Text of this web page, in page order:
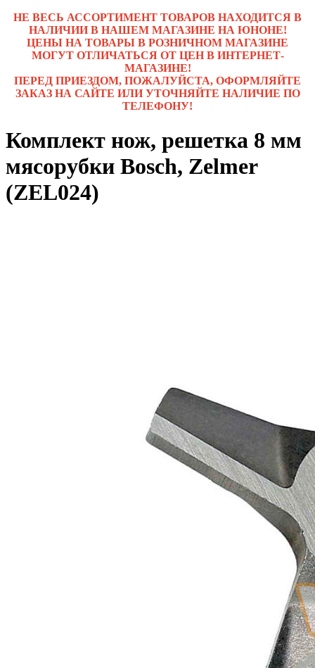
НЕ ВЕСЬ АССОРТИМЕНТ ТОВАРОВ НАХОДИТСЯ В
НАЛИЧИИ В НАШЕМ МАГАЗИНЕ НА ЮНОНЕ!
ЦЕНЫ НА ТОВАРЫ В РОЗНИЧНОМ МАГАЗИНЕ
МОГУТ ОТЛИЧАТЬСЯ ОТ ЦЕН В ИНТЕРНЕТ-
МАГАЗИНЕ!
ПЕРЕД ПРИЕЗДОМ, ПОЖАЛУЙСТА, ОФОРМЛЯЙТЕ
ЗАКАЗ НА САЙТЕ ИЛИ УТОЧНЯЙТЕ НАЛИЧИЕ ПО
ТЕЛЕФОНУ!
Комплект нож, решетка 8 мм
мясорубки Bosch, Zelmer
(ZEL024)